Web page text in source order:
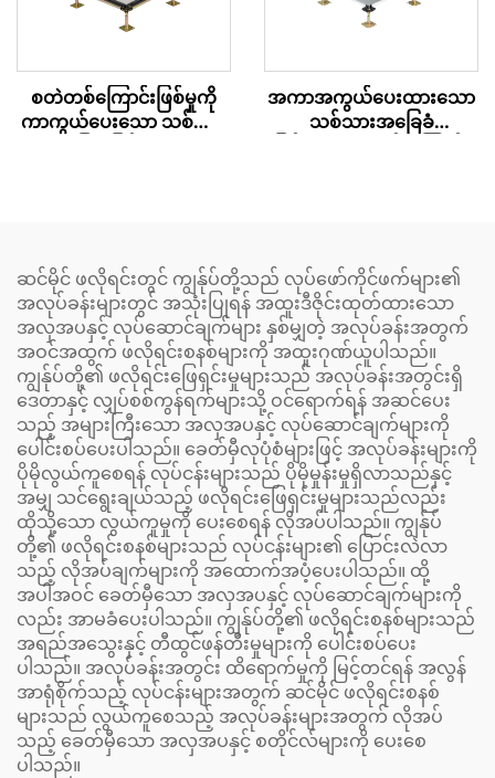
စတဲတစ်ကြောင်းဖြစ်မှုကို
ကာကွယ်ပေးသော သစ်သား
အကာအကွယ်ပေးထားသော
သစ်သားအခြေခံ
ဆင်မိုင် ဖလိုရင်းတွင် ကျွန်ုပ်တို့သည် လုပ်ဖော်ကိုင်ဖက်များ၏
အလုပ်ခန်းများတွင် အသုံးပြုရန် အထူးဒီဇိုင်းထုတ်ထားသော
အလှအပနှင့် လုပ်ဆောင်ချက်များ နှစ်မျှတဲ့ အလုပ်ခန်းအတွက်
အဝင်အထွက် ဖလိုရင်းစနစ်များကို အထူးဂုဏ်ယူပါသည်။
ကျွန်ုပ်တို့၏ ဖလိုရင်းဖြေရှင်းမှုများသည် အလုပ်ခန်းအတွင်းရှိ
ဒေတာနှင့် လျှပ်စစ်ကွန်ရက်များသို့ ဝင်ရောက်ရန် အဆင်ပေး
သည့် အများကြီးသော အလှအပနှင့် လုပ်ဆောင်ချက်များကို
ပေါင်းစပ်ပေးပါသည်။ ခေတ်မှီလုပုံစံများဖြင့် အလုပ်ခန်းများကို
ပိုမိုလွယ်ကူစေရန် လုပ်ငန်းများသည် ပိုမိုမှုန်းမှုရှိလာသည်နှင့်
အမျှ သင်ရွေးချယ်သည့် ဖလိုရင်းဖြေရှင်းမှုများသည်လည်း
ထိုသို့သော လွယ်ကူမှုကို ပေးစေရန် လိုအပ်ပါသည်။ ကျွန်ုပ်
တို့၏ ဖလိုရင်းစနစ်များသည် လုပ်ငန်းများ၏ ပြောင်းလဲလာ
သည့် လိုအပ်ချက်များကို အထောက်အပံ့ပေးပါသည်။ ထို့
အပါအဝင် ခေတ်မှီသော အလှအပနှင့် လုပ်ဆောင်ချက်များကို
လည်း အာမခံပေးပါသည်။ ကျွန်ုပ်တို့၏ ဖလိုရင်းစနစ်များသည်
အရည်အသွေးနှင့် တီထွင်ဖန်တီးမှုများကို ပေါင်းစပ်ပေး
ပါသည်။ အလုပ်ခန်းအတွင်း ထိရောက်မှုကို မြင့်တင်ရန် အလွန်
အာရုံစိုက်သည့် လုပ်ငန်းများအတွက် ဆင်မိုင် ဖလိုရင်းစနစ်
များသည် လွယ်ကူစေသည့် အလုပ်ခန်းများအတွက် လိုအပ်
သည့် ခေတ်မှီသော အလှအပနှင့် စတိုင်လ်များကို ပေးစေ
ပါသည်။